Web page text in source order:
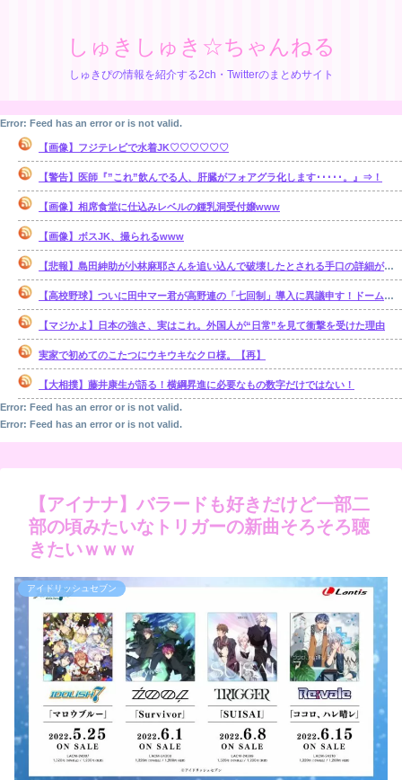
しゅきしゅき☆ちゃんねる
しゅきぴの情報を紹介する2ch・Twitterのまとめサイト
Error: Feed has an error or is not valid.
【画像】フジテレビで水着JK♡♡♡♡♡♡
【警告】医師『”これ”飲んでる人、肝臓がフォアグラ化します･････。』⇒！
【画像】相席食堂に仕込みレベルの鍾乳洞受付嬢www
【画像】ボスJK、撮られるwww
【悲報】島田紳助が小林麻耶さんを追い込んで破壊したとされる手口の詳細が明らかに･･････！！
【高校野球】ついに田中マー君が高野連の「七回制」導入に異議申す！ドーム球場でやれ
【マジかよ】日本の強さ、実はこれ。外国人が“日常”を見て衝撃を受けた理由
実家で初めてのこたつにウキウキなクロ様。【再】
【大相撲】藤井康生が語る！横綱昇進に必要なもの数字だけではない！
Error: Feed has an error or is not valid.
Error: Feed has an error or is not valid.
【アイナナ】バラードも好きだけど一部二
部の頃みたいなトリガーの新曲そろそろ聴
きたいｗｗｗ
アイドリッシュセブン